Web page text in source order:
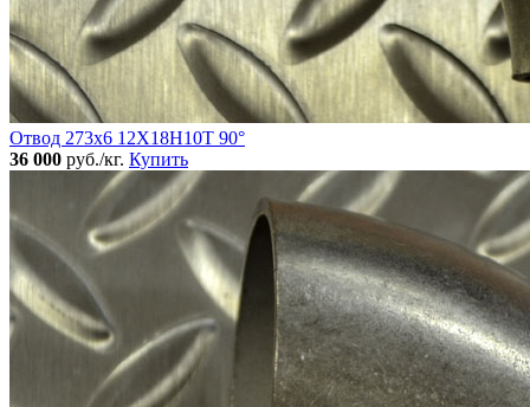
Отвод 273х6 12Х18Н10Т 90°
36 000 руб./кг. Купить